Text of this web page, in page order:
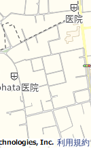
利用規約